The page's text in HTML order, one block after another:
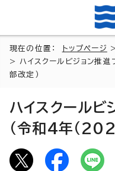
現在の位置： トップページ
> ハイスクールビジョン推
部改定）
ハイスクールビ
（令和4年（